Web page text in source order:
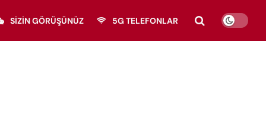
SIZIN GÖRÜŞÜNÜZ 5G TELEFONLAR